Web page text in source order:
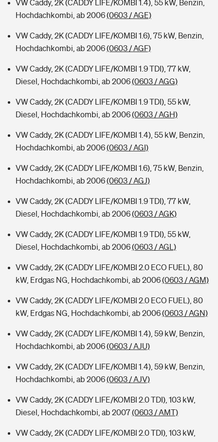
VW Caddy, 2K (CADDY LIFE/KOMBI 1.4), 55 kW, Benzin,
Hochdachkombi, ab 2006(0603 / AGE)
VW Caddy, 2K (CADDY LIFE/KOMBI 1.6), 75 kW, Benzin,
Hochdachkombi, ab 2006(0603 / AGF)
VW Caddy, 2K (CADDY LIFE/KOMBI 1.9 TDI), 77 kW,
Diesel, Hochdachkombi, ab 2006(0603 / AGG)
VW Caddy, 2K (CADDY LIFE/KOMBI 1.9 TDI), 55 kW,
Diesel, Hochdachkombi, ab 2006(0603 / AGH)
VW Caddy, 2K (CADDY LIFE/KOMBI 1.4), 55 kW, Benzin,
Hochdachkombi, ab 2006(0603 / AGI)
VW Caddy, 2K (CADDY LIFE/KOMBI 1.6), 75 kW, Benzin,
Hochdachkombi, ab 2006(0603 / AGJ)
VW Caddy, 2K (CADDY LIFE/KOMBI 1.9 TDI), 77 kW,
Diesel, Hochdachkombi, ab 2006(0603 / AGK)
VW Caddy, 2K (CADDY LIFE/KOMBI 1.9 TDI), 55 kW,
Diesel, Hochdachkombi, ab 2006(0603 / AGL)
VW Caddy, 2K (CADDY LIFE/KOMBI 2.0 ECO FUEL), 80
kW, Erdgas NG, Hochdachkombi, ab 2006(0603 / AGM)
VW Caddy, 2K (CADDY LIFE/KOMBI 2.0 ECO FUEL), 80
kW, Erdgas NG, Hochdachkombi, ab 2006(0603 / AGN)
VW Caddy, 2K (CADDY LIFE/KOMBI 1.4), 59 kW, Benzin,
Hochdachkombi, ab 2006(0603 / AJU)
VW Caddy, 2K (CADDY LIFE/KOMBI 1.4), 59 kW, Benzin,
Hochdachkombi, ab 2006(0603 / AJV)
VW Caddy, 2K (CADDY LIFE/KOMBI 2.0 TDI), 103 kW,
Diesel, Hochdachkombi, ab 2007(0603 / AMT)
VW Caddy, 2K (CADDY LIFE/KOMBI 2.0 TDI), 103 kW,